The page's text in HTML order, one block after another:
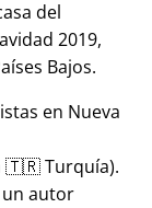
del
2019,
Bajos.
en Nueva
🇹🇷 Turquía).
un autor